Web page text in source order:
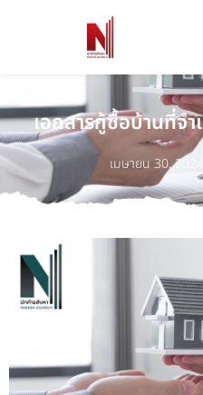
เอกสารกู้ซื้อบ้านที่จ
เมษายน 30, 2024